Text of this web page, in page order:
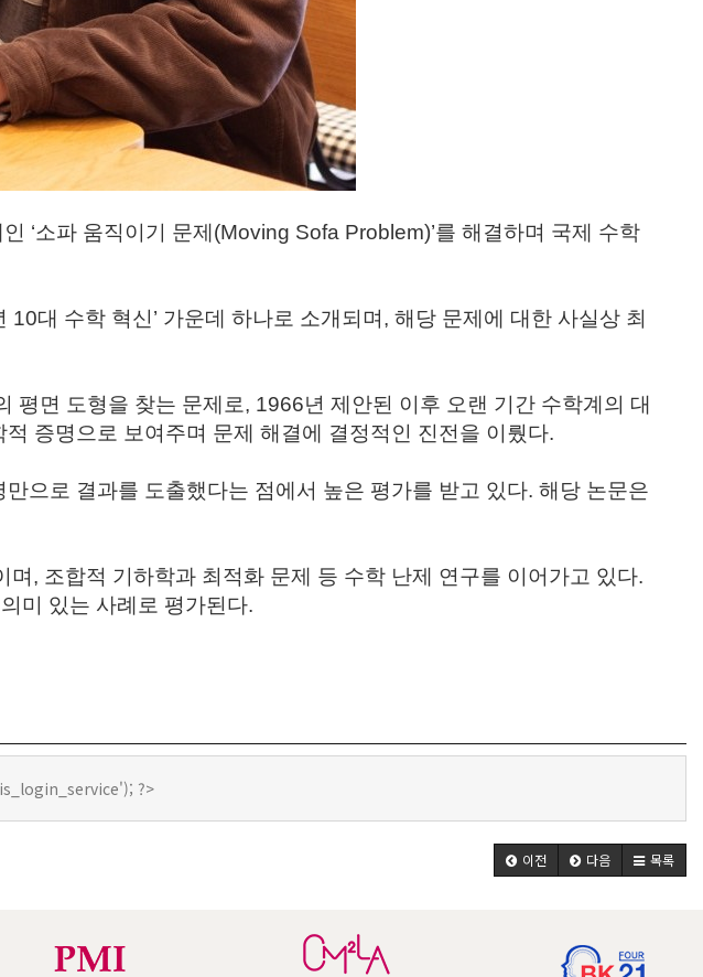
‘소파 움직이기 문제(Moving Sofa Problem)’를 해결하며 국제 수학
10대 수학 혁신’ 가운데 하나로 소개되며, 해당 문제에 대한 사실상 최
평면 도형을 찾는 문제로, 1966년 제안된 이후 오랜 기간 수학계의 대
적 증명 으로 보여주며 문제 해결에 결정적인 진전을 이뤘다.
만으로 결과를 도출했다는 점에서 높은 평가를 받고 있다. 해당 논문은
며, 조합적 기하학과 최적화 문제 등 수학 난제 연구를 이어가고 있다.
미 있는 사례로 평가된다.
?>
이전 다음 목록